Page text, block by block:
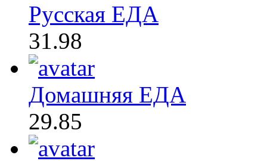
Русская ЕДА
31.98
Домашняя ЕДА
29.85